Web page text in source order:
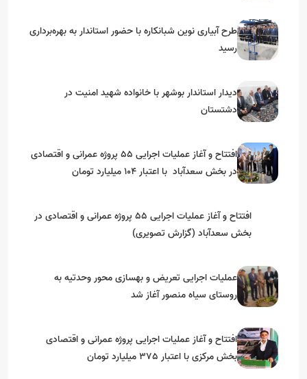
طرح آبیاری نوین شبانکاره با حضور استاندار به بهره‌برداری
رسید
دیدار استاندار بوشهر با خانواده شهید امنیت در
دشتستان
افتتاح و آغاز عملیات اجرایی 55 پروژه عمرانی و اقتصادی
در بخش سعدآباد با اعتبار 104 میلیارد تومان
افتتاح و آغاز عملیات اجرایی 55 پروژه عمرانی و اقتصادی در
بخش سعدآباد (گزارش تصویری)
عملیات اجرایی تعریض و بهسازی محور وحدتیه به
روستای سیاه منصور آغاز شد
افتتاح و آغاز عملیات اجرایی پروژه عمرانی و اقتصادی
بخش مرکزی با اعتبار 375 میلیارد تومان